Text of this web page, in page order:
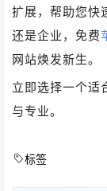
扩展，帮助您快
还是企业，免费
网站焕发新生。
立即选择一个适
与专业。
标签